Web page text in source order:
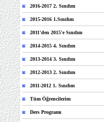
2016-2017 2. Sınıfım
2015-2016 1.Sınıfım
2011'den 2015'e Sınıfım
2014-2015 4. Sınıfım
2013-2014 3. Sınıfım
2012-2013 2. Sınıfım
2011-2012 1. Sınıfım
Tüm Öğrencilerim
Ders Programı